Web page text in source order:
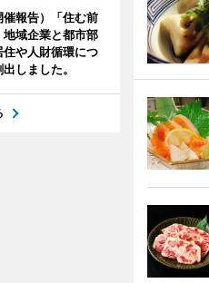
催報告）「住む前
域企業と都市部
住や人財循環につ
しました。